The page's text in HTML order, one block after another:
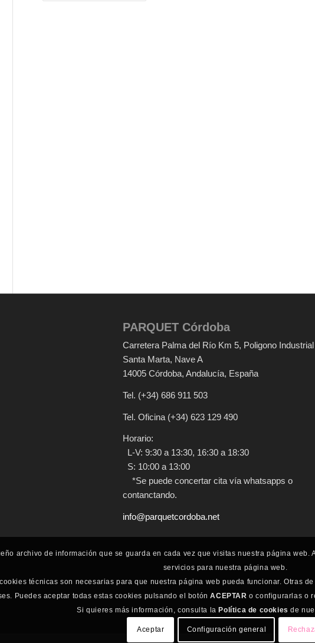
PARQUET Córdoba
Carretera Palma del Río Km 5, Poligono Industrial
Santa Marta, Nave A
14005 Córdoba, Andalucía, España
Tel. (+34) 686 911 503
Tel. Oficina (+34) 623 129 490
Horario:
L-V: 9:30 a 13:30, 16:30 a 18:30
S: 10:00 a 13:00
*Se puede concertar cita vía whatsapps o
contanctando.
info@parquetcordoba.net
archivo de información que se guarda en cada vez que visitas nuestra página
servicios para nuestra página web.
técnicas son necesarias para que nuestra página web pueda funcionar. Otras
Puedes aceptar todas estas cookies pulsando el botónACEPTAR o configurarlas o
Si quieres más información, consulta la Política de cookies de
Aceptar Configuración general